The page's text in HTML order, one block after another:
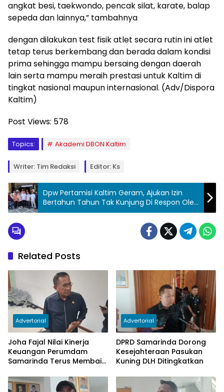
angkat besi, taekwondo, pencak silat, karate, balap
sepeda dan lainnya,” tambahnya
dengan dilakukan test fisik atlet secara rutin ini atlet
tetap terus berkembang dan berada dalam kondisi
prima sehingga mampu bersaing dengan daerah
lain serta mampu meraih prestasi untuk Kaltim di
tingkat nasional maupun internasional. (Adv/Dispora
Kaltim)
Post Views: 578
Topics: Akademi DBON Kaltim
Writer: Tim Redaksi Editor: Ks
Dpw Pertamisi Kaltim Geram, Ajukan Izin
Bertahun Tahun Tak Kunjung Di Respon Oleh
ESDM Kaltim
Related Posts
Advertorial
Joha Fajal Nilai Kinerja
Keuangan Perumdam
Samarinda Terus Membaik,
Subsidi Berkurang
Advertorial
DPRD Samarinda Dorong
Kesejahteraan Pasukan
Kuning DLH Ditingkatkan